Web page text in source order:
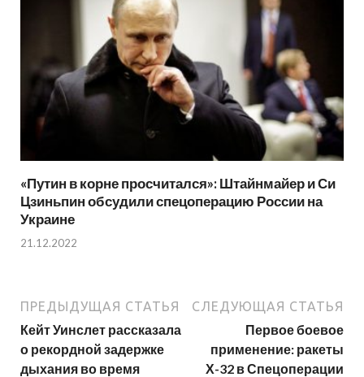
«Путин в корне просчитался»: Штайнмайер и Си
Цзиньпин обсудили спецоперацию России на
Украине
21.12.2022
ПРЕДЫДУЩАЯ СТАТЬЯ
Кейт Уинслет рассказала
о рекордной задержке
дыхания во время
СЛЕДУЮЩАЯ СТАТЬЯ
Первое боевое
применение: ракеты
Х-32 в Спецоперации